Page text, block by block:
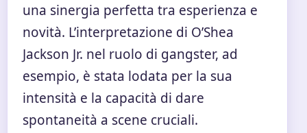
una sinergia perfetta tra esperienza e
novità. L’interpretazione di O’Shea
Jackson Jr. nel ruolo di gangster, ad
esempio, è stata lodata per la sua
intensità e la capacità di dare
spontaneità a scene cruciali.